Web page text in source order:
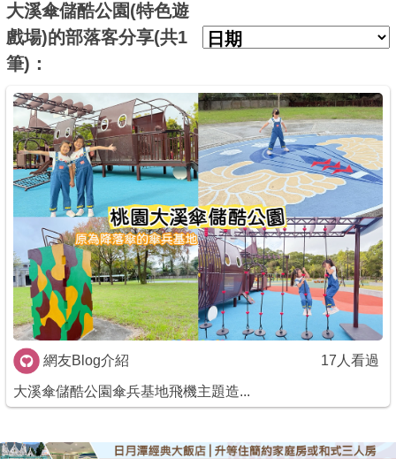
好康優惠
最新消息
最新留言
商家合作
推薦景點
討論區
聯絡我們
APP下載
大溪傘儲酷公園(特色遊
戲場)的部落客分享(共1
筆)：
網友Blog介紹 17人看過
大溪傘儲酷公園傘兵基地飛機主題造...